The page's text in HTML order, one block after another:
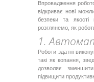
Впровадження
відкриває нові
безпеки та якості
розглянемо, як
1.
Роботи здатні
такі як копання,
дозволяє
підвищити